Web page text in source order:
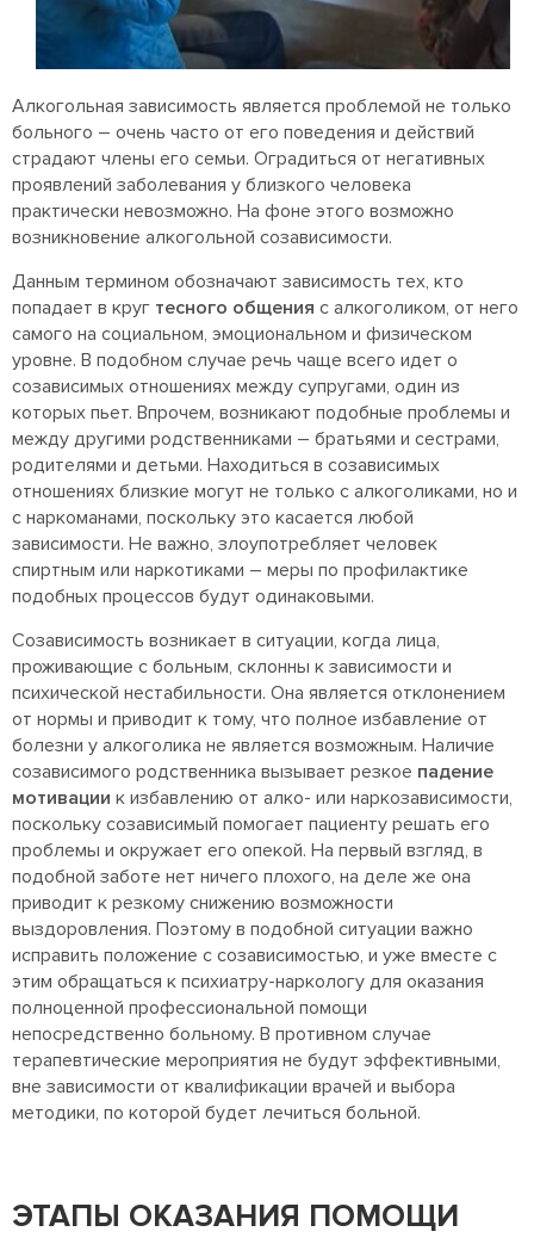
Алкогольная зависимость является проблемой не только
больного – очень часто от его поведения и действий
страдают члены его семьи. Оградиться от негативных
проявлений заболевания у близкого человека
практически невозможно. На фоне этого возможно
возникновение алкогольной созависимости.
Данным термином обозначают зависимость тех, кто
попадает в круг тесного общения с алкоголиком, от него
самого на социальном, эмоциональном и физическом
уровне. В подобном случае речь чаще всего идет о
созависимых отношениях между супругами, один из
которых пьет. Впрочем, возникают подобные проблемы и
между другими родственниками – братьями и сестрами,
родителями и детьми. Находиться в созависимых
отношениях близкие могут не только с алкоголиками, но и
с наркоманами, поскольку это касается любой
зависимости. Не важно, злоупотребляет человек
спиртным или наркотиками – меры по профилактике
подобных процессов будут одинаковыми.
Созависимость возникает в ситуации, когда лица,
проживающие с больным, склонны к зависимости и
психической нестабильности. Она является отклонением
от нормы и приводит к тому, что полное избавление от
болезни у алкоголика не является возможным. Наличие
созависимого родственника вызывает резкое падение
мотивации к избавлению от алко- или наркозависимости,
поскольку созависимый помогает пациенту решать его
проблемы и окружает его опекой. На первый взгляд, в
подобной заботе нет ничего плохого, на деле же она
приводит к резкому снижению возможности
выздоровления. Поэтому в подобной ситуации важно
исправить положение с созависимостью, и уже вместе с
этим обращаться к психиатру-наркологу для оказания
полноценной профессиональной помощи
непосредственно больному. В противном случае
терапевтические мероприятия не будут эффективными,
вне зависимости от квалификации врачей и выбора
методики, по которой будет лечиться больной.
ЭТАПЫ ОКАЗАНИЯ ПОМОЩИ